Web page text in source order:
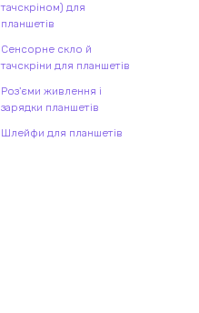
тачскріном) для
планшетів
Сенсорне скло й
тачскріни для планшетів
Роз'єми живлення і
зарядки планшетів
Шлейфи для планшетів